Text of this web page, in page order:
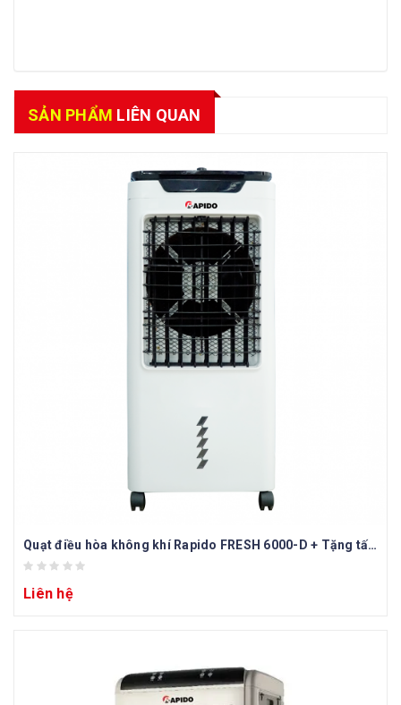
SẢN PHẨM LIÊN QUAN
Quạt điều hòa không khí Rapido FRESH 6000-D + Tặng tấm lọc Nano bạc
Liên hệ